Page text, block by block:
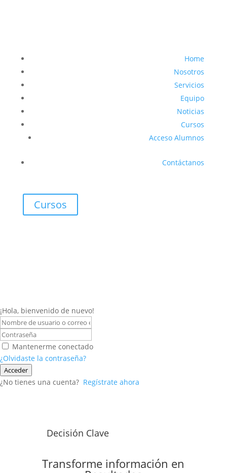
Home
Nosotros
Servicios
Equipo
Noticias
Cursos
Acceso Alumnos
Contáctanos
Cursos
¡Hola, bienvenido de nuevo!
Mantenerme conectado
¿Olvidaste la contraseña?
Acceder
¿No tienes una cuenta? Regístrate ahora
Decisión Clave
Transforme información en